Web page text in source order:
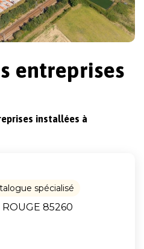
entreprises
installées à
spécialisé
ROUGE 85260